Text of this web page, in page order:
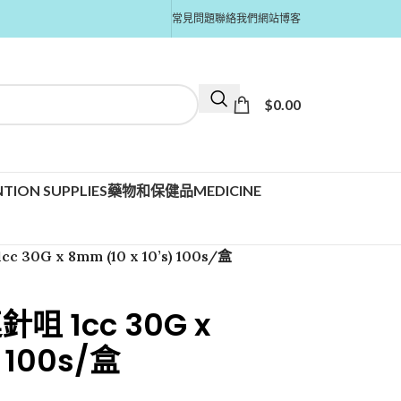
常見問題聯絡我們網站博客
$0.00
SUPPLIES藥物和保健品MEDICINE
30G x 8mm (10 x 10’s) 100s/盒
咀 1cc 30G x
盒